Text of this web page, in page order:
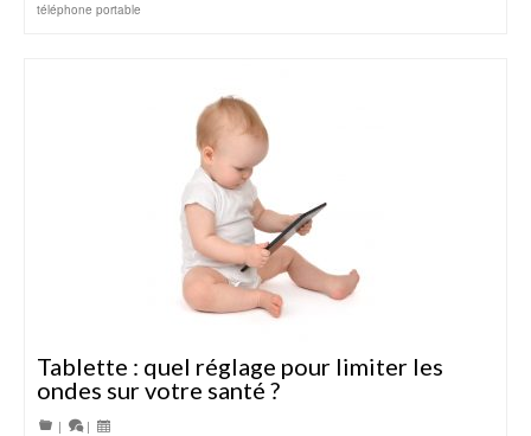
téléphone portable
Tablette : quel réglage pour limiter les
ondes sur votre santé ?
| |